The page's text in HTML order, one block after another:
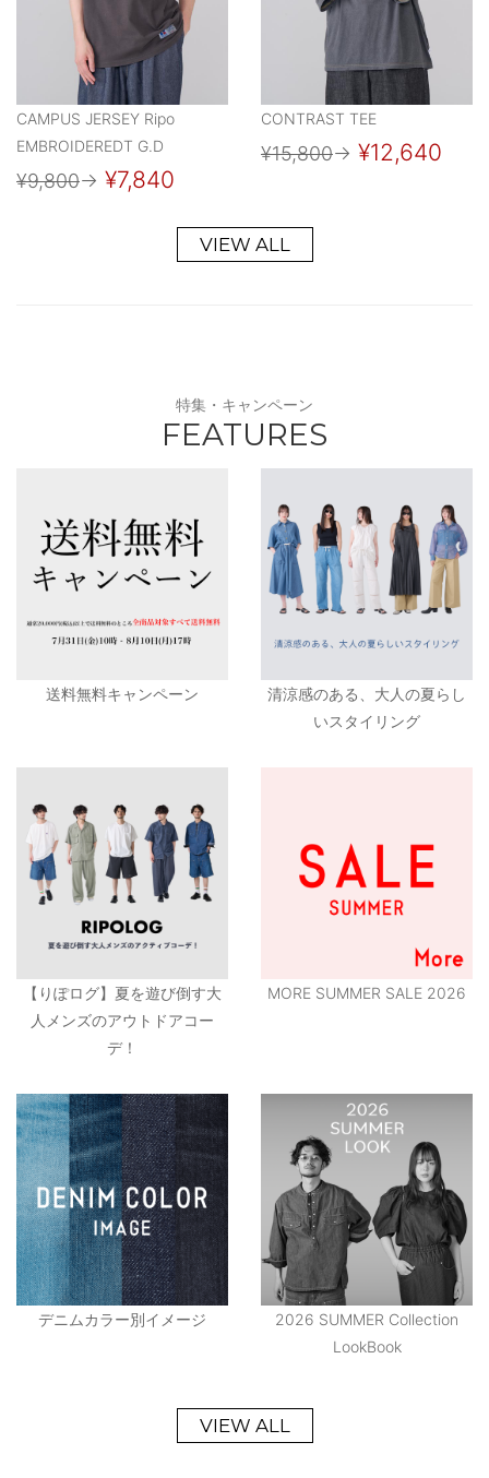
CAMPUS JERSEY Ripo
EMBROIDEREDT G.D
¥9,800→ ¥7,840
CONTRAST TEE
¥15,800→ ¥12,640
VIEW ALL
特集・キャンペーン
FEATURES
送料無料キャンペーン
清涼感のある、大人の夏らし
いスタイリング
【りぽログ】夏を遊び倒す大
人メンズのアウトドアコー
デ！
MORE SUMMER SALE 2026
デニムカラー別イメージ
2026 SUMMER Collection
LookBook
VIEW ALL